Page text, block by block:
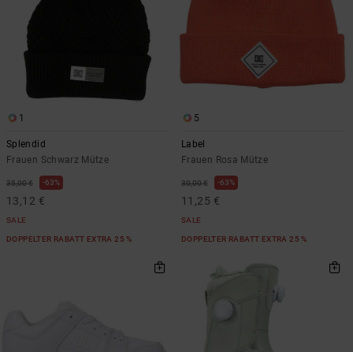
1
Splendid
Frauen Schwarz Mütze
35,00 € 63%
13,12 €
SALE
DOPPELTER RABATT EXTRA 25 %
5
Label
Frauen Rosa Mütze
30,00 € 63%
11,25 €
SALE
DOPPELTER RABATT EXTRA 25 %